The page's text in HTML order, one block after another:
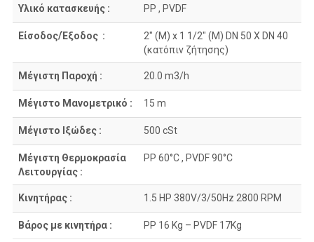
Υλικό κατασκευής : PP , PVDF
Είσοδος/Έξοδος :
2″ (M) x 1 1/2″ (M) DN 50 X DN 40
(κατόπιν ζήτησης)
Μέγιστη Παροχή : 20.0 m3/h
Μέγιστο Μανομετρικό : 15 m
Μέγιστο Ιξώδες : 500 cSt
Μέγιστη Θερμοκρασία
Λειτουργίας :
PP 60°C , PVDF 90°C
Κινητήρας : 1.5 HP 380V/3/50Hz 2800 RPM
Βάρος με κινητήρα : PP 16 Kg – PVDF 17Kg